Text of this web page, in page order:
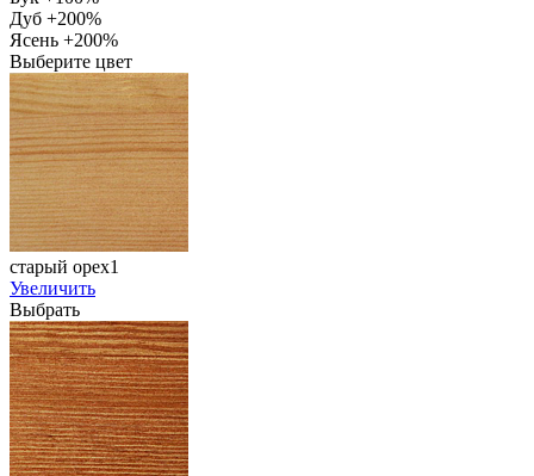
Дуб +200%
Ясень +200%
Выберите цвет
старый орех1
Увеличить
Выбрать